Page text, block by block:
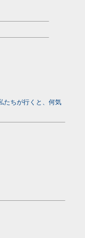
たちが行くと、何気